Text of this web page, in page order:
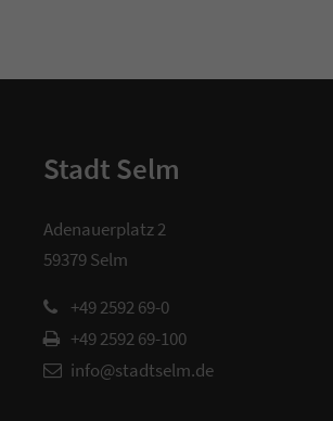
Stadt Selm
Adenauerplatz 2
59379 Selm
+49 2592 69-0
+49 2592 69-100
info@stadtselm.de